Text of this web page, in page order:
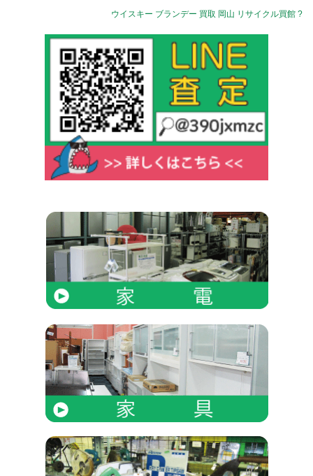
ウイスキー ブランデー 買取 岡山 リサイクル買館 ?